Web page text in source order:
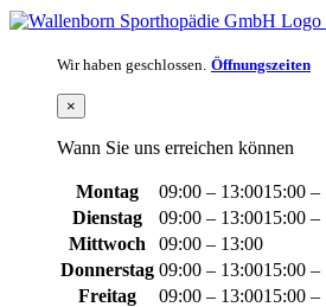
Wir haben geschlossen. Öffnungszeiten
×
Wann Sie uns erreichen können
Montag 09:00 – 13:0015:00 –
Dienstag
09:00 – 13:0015:00 –
Mittwoch
09:00 – 13:00
Donnerstag 09:00 – 13:0015:00 –
Freitag
09:00 – 13:0015:00 –